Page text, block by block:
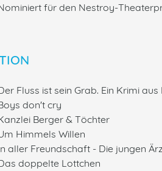
für den Nestroy-
Fluss ist sein Grab. Ein Krimi aus
don't cry
Berger & Töchter
Himmels Willen
aller Freundschaft - Die jungen
doppelte Lottchen